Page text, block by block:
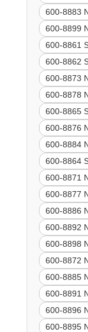
600-8883
600-8899
600-8861
600-8862
600-8873
600-8878
600-8865
600-8876
600-8884
600-8864
600-8871
600-8877
600-8886
600-8892
600-8898
600-8872
600-8885
600-8891
600-8896
600-8895